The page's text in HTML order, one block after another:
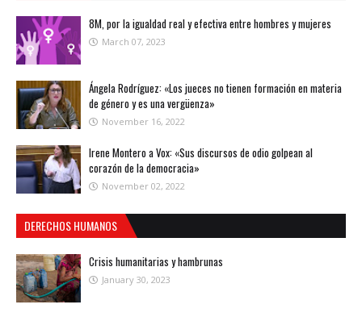
8M, por la igualdad real y efectiva entre hombres y mujeres
March 07, 2023
Ángela Rodríguez: «Los jueces no tienen formación en materia
de género y es una vergüenza»
November 16, 2022
Irene Montero a Vox: «Sus discursos de odio golpean al
corazón de la democracia»
November 02, 2022
DERECHOS HUMANOS
Crisis humanitarias y hambrunas
January 30, 2023